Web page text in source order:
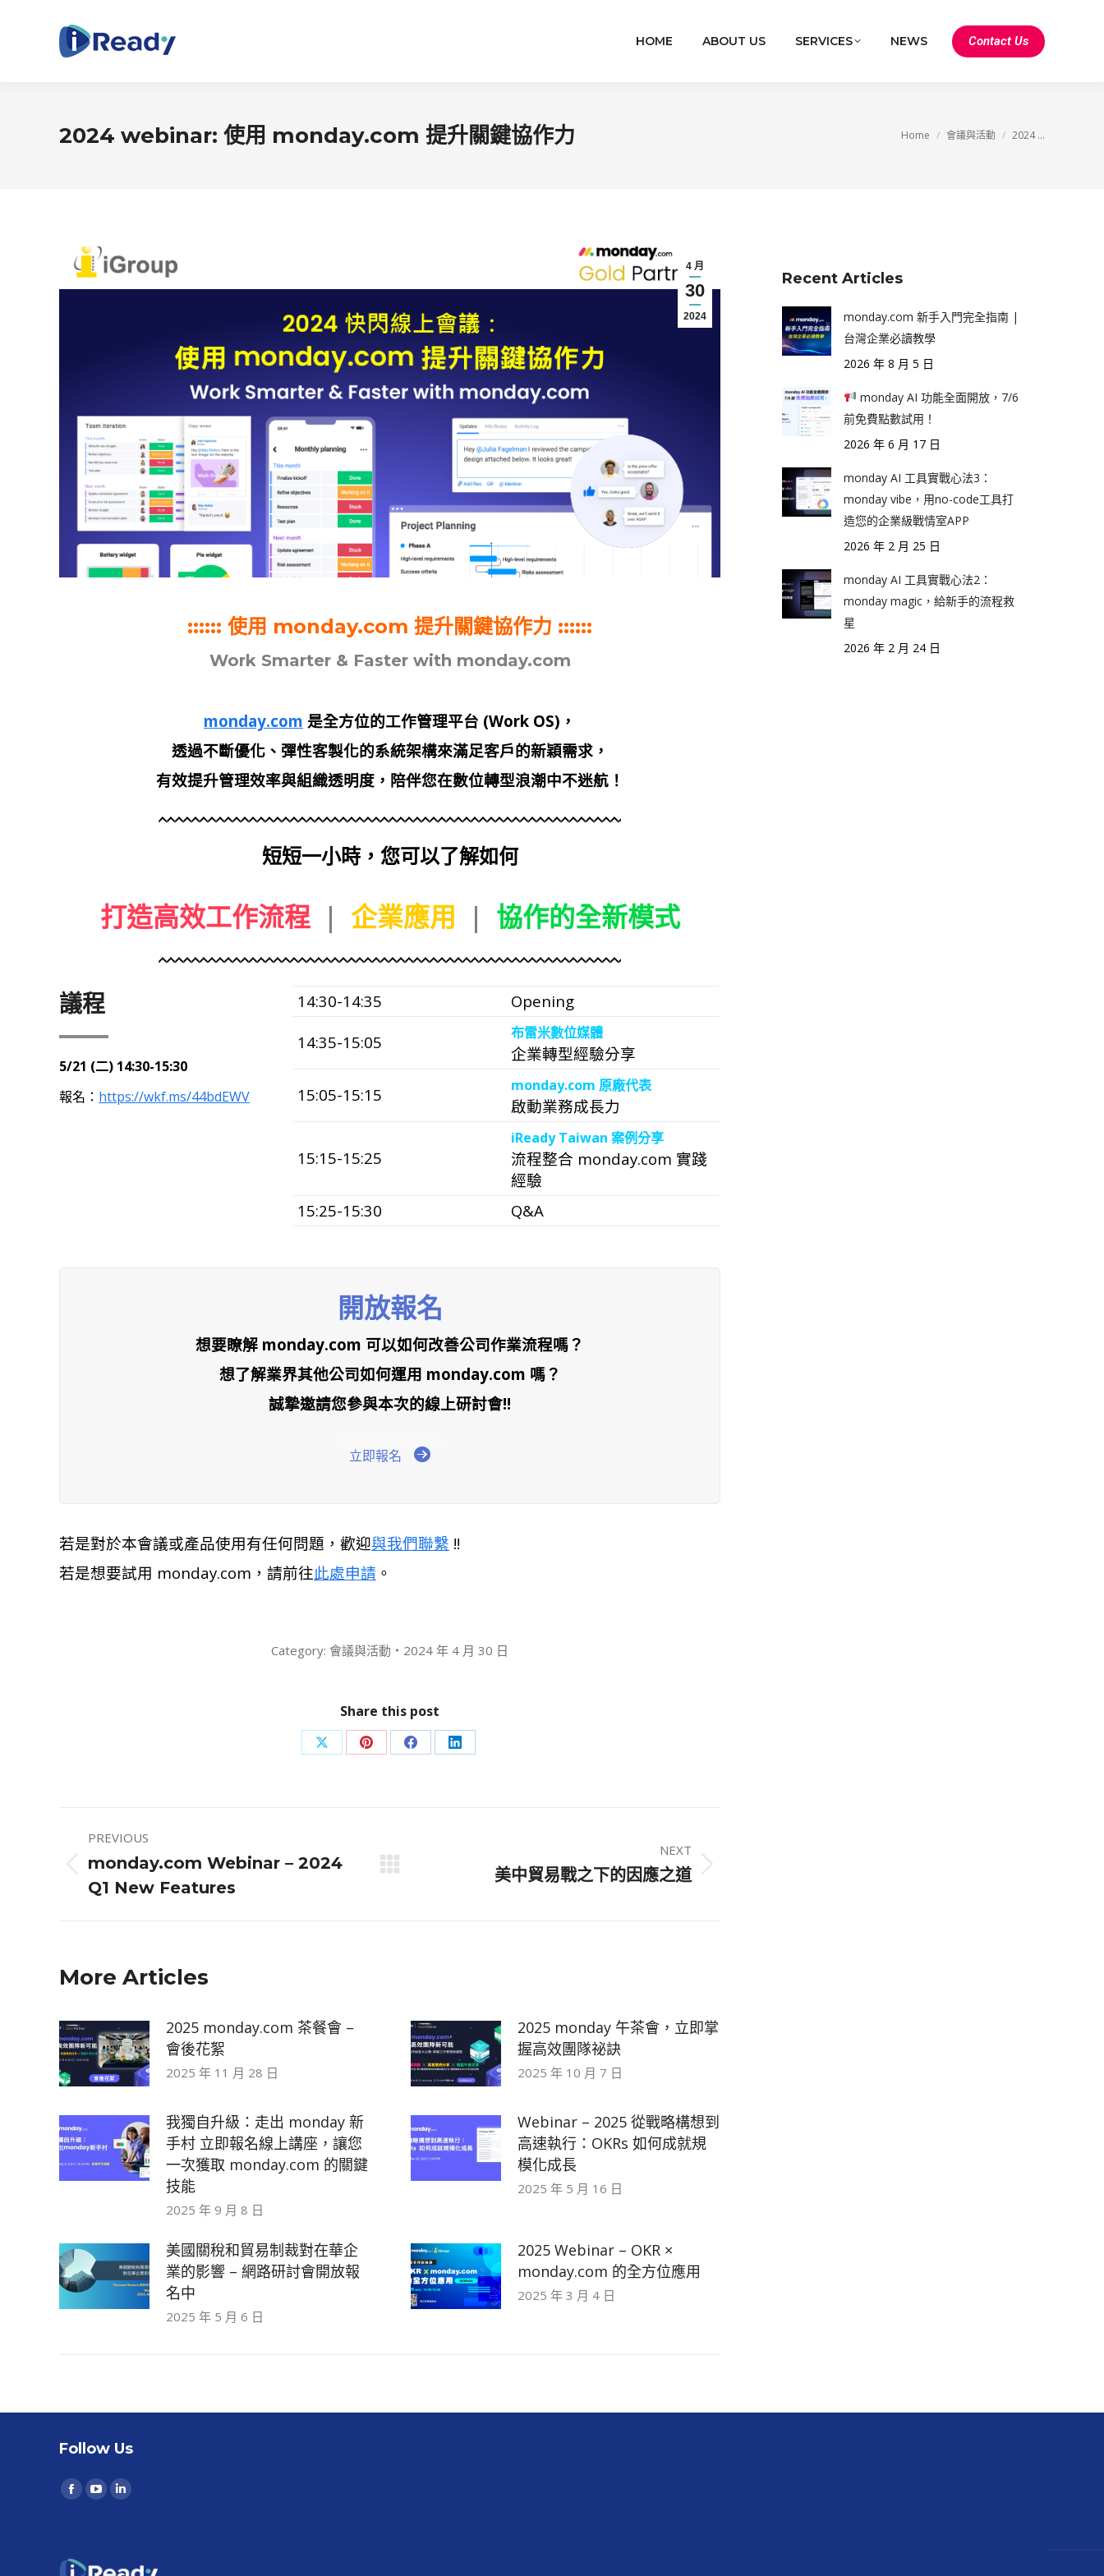
HOME ABOUT US SERVICES NEWS Contact Us
2024 webinar: 使用 monday.com 提升關鍵協作力 You are here:
Home 會議與活動 2024 ...
4 月
30
2024
:::::: 使用 monday.com 提升關鍵協作力 ::::::
Work Smarter & Faster with monday.com
monday.com 是全方位的工作管理平台 (Work OS)，
透過不斷優化、彈性客製化的系統架構來滿足客戶的新穎需求，
有效提升管理效率與組織透明度，陪伴您在數位轉型浪潮中不迷航！
短短一小時，您可以了解如何
打造高效工作流程 | 企業應用 | 協作的全新模式
議程
5/21 (二) 14:30-15:30
報名： https://wkf.ms/44bdEWV
14:30-14:35
Opening
14:35-15:05
布雷米數位媒體
企業轉型經驗分享
15:05-15:15
monday.com 原廠代表
啟動業務成長力
15:15-15:25
iReady Taiwan 案例分享
流程整合 monday.com 實踐
經驗
15:25-15:30
Q&A
開放報名
想要瞭解 monday.com 可以如何改善公司作業流程嗎？
想了解業界其他公司如何運用 monday.com 嗎？
誠摯邀請您參與本次的線上研討會!!
立即報名
若是對於本會議或產品使用有任何問題，歡迎與我們聯繫 !!
若是想要試用 monday.com，請前往此處申請 。
Category: 會議與活動 2024 年 4 月 30 日
Share this post
Share Share Share Share
navigation
PREVIOUS
Previous
post:
monday.com Webinar – 2024
Q1 New Features
NEXT
美中貿易戰之下的因應之道
More Articles
2025 monday.com 茶餐會 –
會後花絮
2025 年 11 月 28 日
2025 monday 午茶會，立即掌
握高效團隊祕訣
2025 年 10 月 7 日
我獨自升級：走出 monday 新
手村 立即報名線上講座，讓您
一次獲取 monday.com 的關鍵
技能
2025 年 9 月 8 日
Webinar – 2025 從戰略構想到
高速執行：OKRs 如何成就規
模化成長
2025 年 5 月 16 日
美國關稅和貿易制裁對在華企
業的影響 – 網路研討會開放報
名中
2025 年 5 月 6 日
2025 Webinar – OKR ×
monday.com 的全方位應用
2025 年 3 月 4 日
Recent Articles
monday.com 新手入門完全指南 |
台灣企業必讀教學
2026 年 8 月 5 日
monday AI 功能全面開放，7/6
前免費點數試用！
2026 年 6 月 17 日
monday AI 工具實戰心法3：
monday vibe，用no-code工具打
造您的企業級戰情室APP
2026 年 2 月 25 日
monday AI 工具實戰心法2：
monday magic，給新手的流程救
星
2026 年 2 月 24 日
Follow Us
Find us on:
Facebook
in
YouTube
in
Linkedin